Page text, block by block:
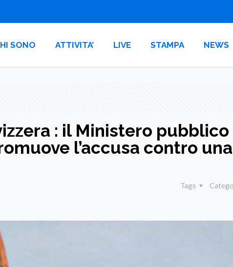
SONO ATTIVITA’ LIVE STAMPA NEWS
: il Ministero pubblico
l’accusa contro una
Tags